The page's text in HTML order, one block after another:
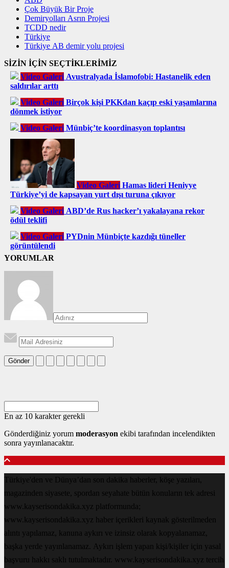
Çok Büyük Bir Proje
Demiryolları Asrın Projesi
TCDD nedir
Türkiye
Türkiye AB demir yolu projesi
SİZİN İÇİN SEÇTİKLERİMİZ
Video Galeri Avustralyada İslamofobi: Hastanelik eden
saldırılar arttı
Video Galeri Birçok kişi PKKdan kaçıp eski yaşamlarına
dönmek istiyor
Video Galeri Münbiç’te koordinasyon toplantısı
Video Galeri Hamas lideri Heniyye
Türkiye’yi de kapsayan yurt dışı turuna çıkıyor
Video Galeri ABD’de Rus hacker’ı yakalayana rekor
ödül teklifi
Video Galeri PYDnin Münbiçte kazdığı tüneller
görüntülendi​
YORUMLAR
Gönder
En az 10 karakter gerekli
Gönderdiğiniz yorum moderasyon ekibi tarafından incelendikten
sonra yayınlanacaktır.
Türkiye'den ve Dünya’dan son dakika haberler, köşe yazıları,
magazinden siyasete, spordan seyahate bütün konuların tek adresi
www.kayserisondakika.xyz platformunda;
www.kayserisondakika.xyz haber içerikleri kaynak gösterilmeden
alıntı yapılamaz, kanuna aykırı ve izinsiz olarak kopyalanamaz,
başka yerde yayınlanamaz. Aykırı işlem yapan kişi/kişiler için yasal
başvuru hakkı saklı tutulmaktadır. www.kayserisondakika.xyz tercih